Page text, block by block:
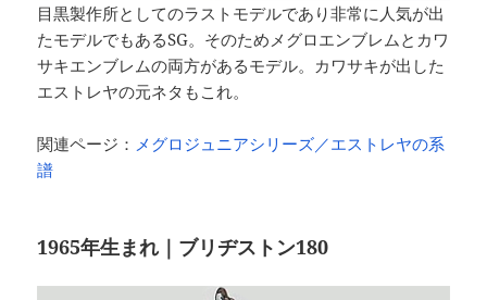
目黒製作所としてのラストモデルであり非常に人気が出
たモデルでもあるSG。そのためメグロエンブレムとカワ
サキエンブレムの両方があるモデル。カワサキが出した
エストレヤの元ネタもこれ。
関連ページ： メグロジュニアシリーズ／エストレヤの系
譜
1965年生まれ｜ブリヂストン180